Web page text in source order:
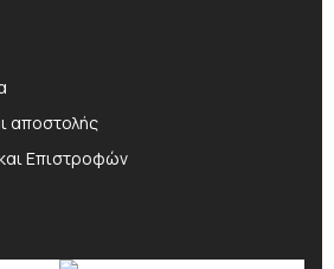
αποστολής
Επιστροφών